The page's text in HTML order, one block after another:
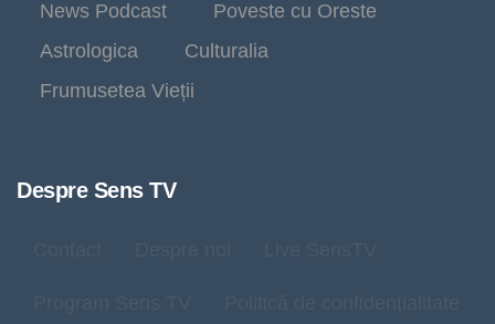
News Podcast
Poveste cu Oreste
Astrologica
Culturalia
Frumusetea Vieții
Despre Sens TV